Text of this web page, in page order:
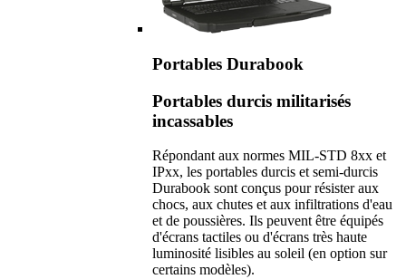
Portables Durabook
Portables durcis militarisés
incassables
Répondant aux normes MIL-STD 8xx et
IPxx, les portables durcis et semi-durcis
Durabook sont conçus pour résister aux
chocs, aux chutes et aux infiltrations d'eau
et de poussières. Ils peuvent être équipés
d'écrans tactiles ou d'écrans très haute
luminosité lisibles au soleil (en option sur
certains modèles).